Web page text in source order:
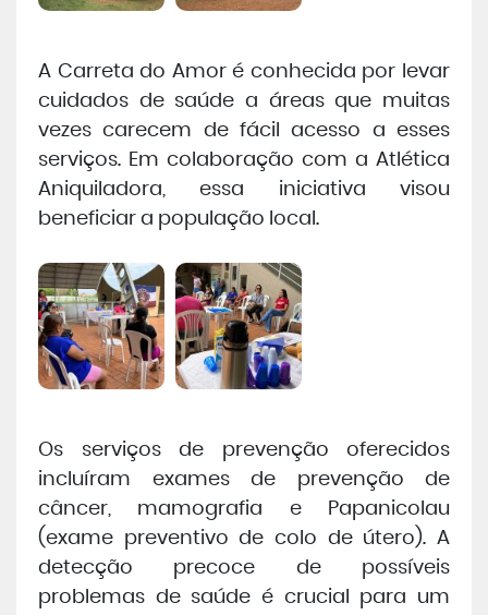
A Carreta do Amor é conhecida por levar
cuidados de saúde a áreas que muitas
vezes carecem de fácil acesso a esses
serviços. Em colaboração com a Atlética
Aniquiladora, essa iniciativa visou
beneficiar a população local.
Os serviços de prevenção oferecidos
incluíram exames de prevenção de
câncer, mamografia e Papanicolau
(exame preventivo de colo de útero). A
detecção precoce de possíveis
problemas de saúde é crucial para um